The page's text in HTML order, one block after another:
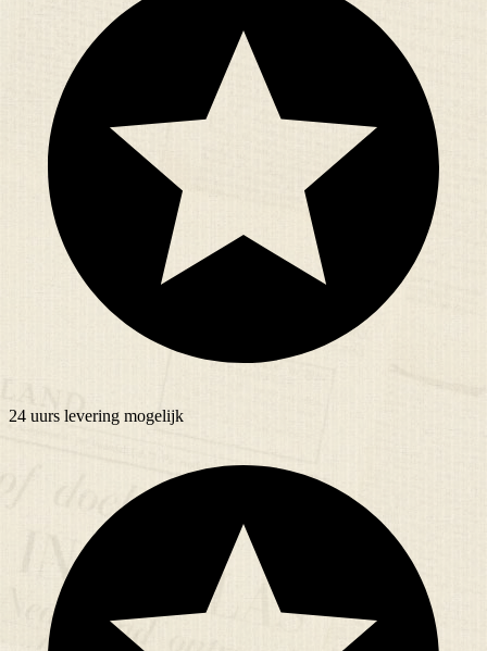
24 uurs levering mogelijk